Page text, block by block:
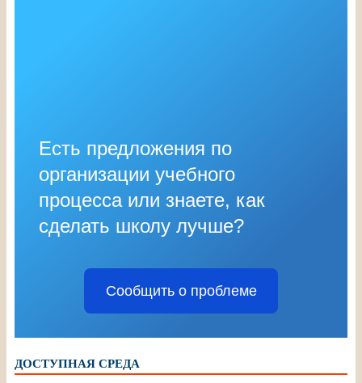
Есть предложения по
организации учебного
процесса или знаете, как
сделать школу лучше?
Сообщить о проблеме
ДОСТУПНАЯ СРЕДА